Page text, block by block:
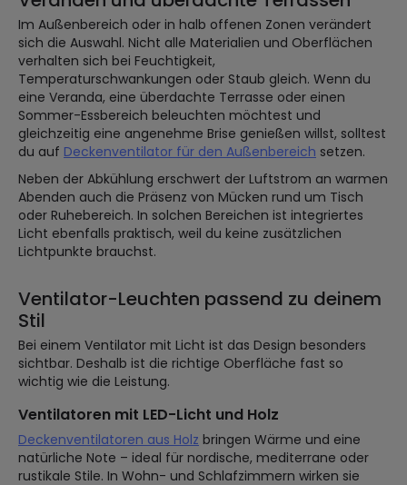
Im Außenbereich oder in halb offenen Zonen verändert
sich die Auswahl. Nicht alle Materialien und Oberflächen
verhalten sich bei Feuchtigkeit,
Temperaturschwankungen oder Staub gleich. Wenn du
eine Veranda, eine überdachte Terrasse oder einen
Sommer-Essbereich beleuchten möchtest und
gleichzeitig eine angenehme Brise genießen willst, solltest
du auf Deckenventilator für den Außenbereich setzen.
Neben der Abkühlung erschwert der Luftstrom an warmen
Abenden auch die Präsenz von Mücken rund um Tisch
oder Ruhebereich. In solchen Bereichen ist integriertes
Licht ebenfalls praktisch, weil du keine zusätzlichen
Lichtpunkte brauchst.
Ventilator-Leuchten passend zu deinem
Stil
Bei einem Ventilator mit Licht ist das Design besonders
sichtbar. Deshalb ist die richtige Oberfläche fast so
wichtig wie die Leistung.
Ventilatoren mit LED-Licht und Holz
Deckenventilatoren aus Holz bringen Wärme und eine
natürliche Note – ideal für nordische, mediterrane oder
rustikale Stile. In Wohn- und Schlafzimmern wirken sie